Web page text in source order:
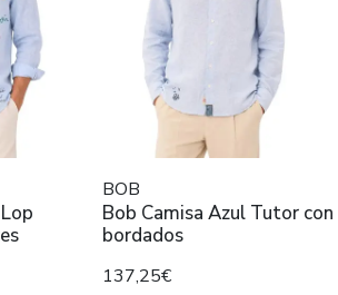
BOB
Bob Camisa Azul Tutor con
bordados
137,25€